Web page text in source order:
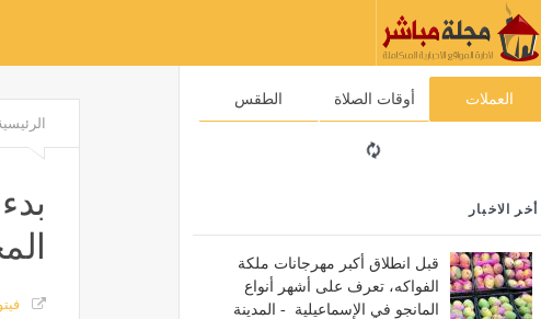
العملات أوقات الصلاة الطقس
أخر الاخبار
قبل انطلاق أكبر مهرجانات ملكة
الفواكه، تعرف على أشهر أنواع
المانجو في الإسماعيلية - المدينة